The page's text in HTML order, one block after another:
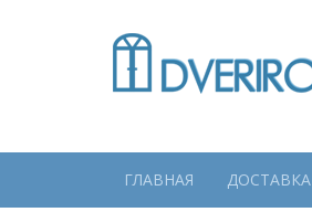
ГЛАВНАЯ ДОСТАВКА